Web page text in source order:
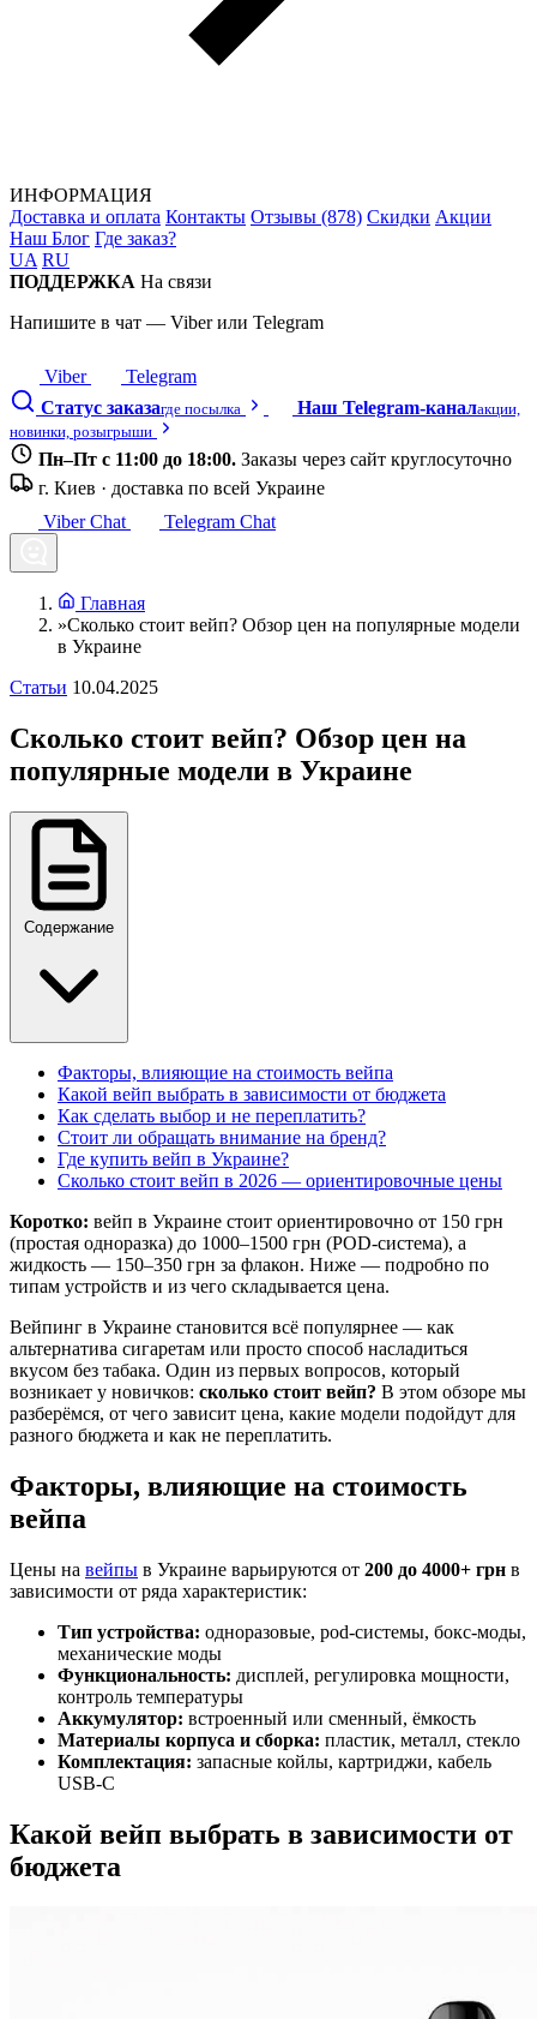
ИНФОРМАЦИЯ
Доставка и оплата Контакты Отзывы (878) Скидки Акции
Наш Блог Где заказ?
UA RU
ПОДДЕРЖКА На связи
Напишите в чат — Viber или Telegram
Viber
Telegram
Статус заказагде посылка Наш Telegram-каналакции,
новинки, розыгрыши
Пн–Пт с 11:00 до 18:00. Заказы через сайт круглосуточно
г. Киев · доставка по всей Украине
Viber Chat
Telegram Chat
Главная
»Сколько стоит вейп? Обзор цен на популярные модели
в Украине
Статьи 10.04.2025
Сколько стоит вейп? Обзор цен на
популярные модели в Украине
Содержание
Факторы, влияющие на стоимость вейпа
Какой вейп выбрать в зависимости от бюджета
Как сделать выбор и не переплатить?
Стоит ли обращать внимание на бренд?
Где купить вейп в Украине?
Сколько стоит вейп в 2026 — ориентировочные цены
Коротко: вейп в Украине стоит ориентировочно от 150 грн
(простая одноразка) до 1000–1500 грн (POD-система), а
жидкость — 150–350 грн за флакон. Ниже — подробно по
типам устройств и из чего складывается цена.
Вейпинг в Украине становится всё популярнее — как
альтернатива сигаретам или просто способ насладиться
вкусом без табака. Один из первых вопросов, который
возникает у новичков: сколько стоит вейп? В этом обзоре мы
разберёмся, от чего зависит цена, какие модели подойдут для
разного бюджета и как не переплатить.
Факторы, влияющие на стоимость
вейпа
Цены на вейпы в Украине варьируются от 200 до 4000+ грн в
зависимости от ряда характеристик:
Тип устройства: одноразовые, pod-системы, бокс-моды,
механические моды
Функциональность: дисплей, регулировка мощности,
контроль температуры
Аккумулятор: встроенный или сменный, ёмкость
Материалы корпуса и сборка: пластик, металл, стекло
Комплектация: запасные койлы, картриджи, кабель
USB-C
Какой вейп выбрать в зависимости от
бюджета